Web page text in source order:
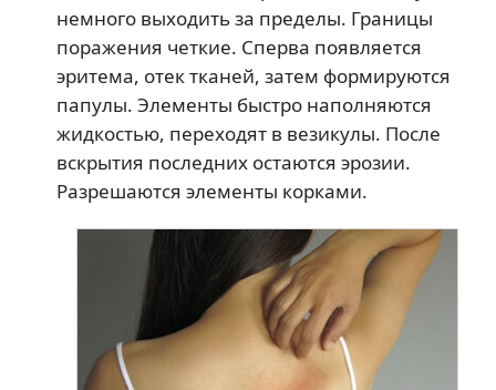
немного выходить за пределы. Границы
поражения четкие. Сперва появляется
эритема, отек тканей, затем формируются
папулы. Элементы быстро наполняются
жидкостью, переходят в везикулы. После
вскрытия последних остаются эрозии.
Разрешаются элементы корками.